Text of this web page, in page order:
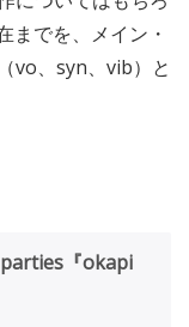
までを、メイン・
vo、syn、vib）と
『okapi